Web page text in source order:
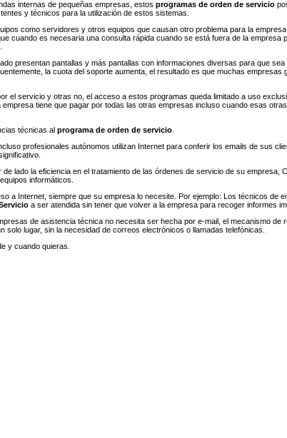
internas de pequeñas empresas, estosprogramas de orden de servicio
y técnicos para la utilización de estos sistemas.
como servidores y otros equipos que causan otro problema para la
cuando es necesaria una consulta rápida cuando se está fuera de la empresa
presentan pantallas y más pantallas con informaciones diversas para que
la cuota del soporte aumenta, el resultado es que muchas empresas
el servicio y otras no, el acceso a estos programas queda limitado a uso
tiene que pagar por todas las otras empresas incluso cuando esas
técnicas alprograma de orden de servicio
profesionales autónomos utilizan Internet para conferir los emails de sus
lado la eficiencia en el tratamiento de las órdenes de servicio de su empresa,
informáticos.
a Internet, siempre que su empresa lo necesite. Por ejemplo: Los técnicos de
a ser atendida sin tener que volver a la empresa para recoger informes
de asistencia técnica no necesita ser hecha por e-mail, el mecanismo de
solo lugar, sin la necesidad de correos electrónicos o llamadas telefónicas.
y cuando quieras.